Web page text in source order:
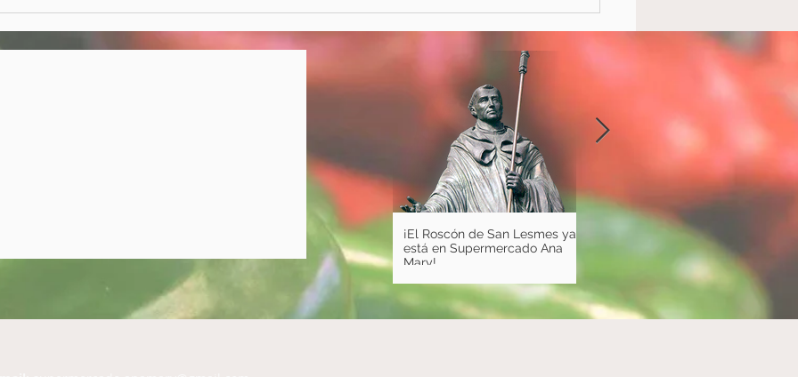
¡El Roscón de San Lesmes ya
está en Supermercado Ana
Mary!
🎃 ¡Celebra Halloween en
Supermercado Ana Mary! 🎃